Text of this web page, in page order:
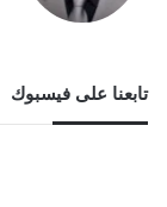
تابعنا على فيسبوك